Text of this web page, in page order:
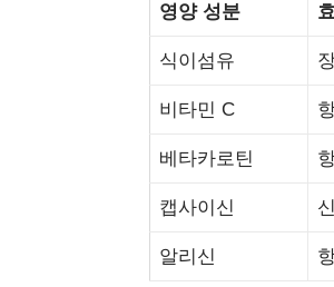
영양 성분
식이섬유
비타민 C
베타카로틴
캡사이신
알리신